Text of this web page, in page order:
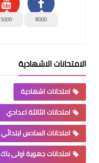
8000
5000
الامتحانات الاشهادية
امتحانات اشهادية
امتحانات الثالثة اعدادي
امتحانات السادس ابتدائي
امتحانات جهوية اولى باك